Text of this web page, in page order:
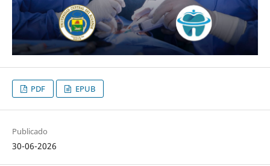
PDF EPUB
Publicado
30-06-2026